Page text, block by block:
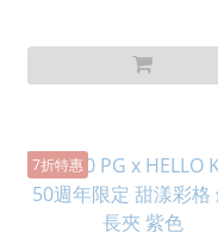
7折特惠